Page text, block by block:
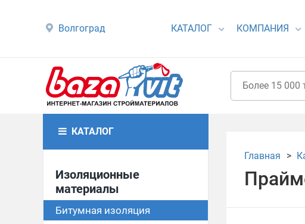
Волгоград КАТАЛОГ КОМПАНИЯ
КАТАЛОГ
Изоляционные
материалы
Битумная изоляция
Главная